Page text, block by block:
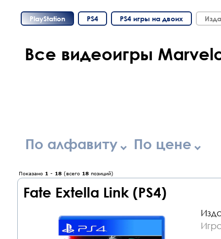
PlayStation PS4 PS4 игры на двоих
Все видеоигры
По алфавиту По цене
Показано 1 - 18 (всего 18 позиций)
Fate Extella Link (PS4)